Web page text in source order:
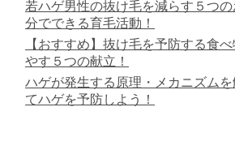
若ハゲ男性の抜け毛を減らす５つ
分でできる育毛活動！
【おすすめ】抜け毛を予防する食
やす５つの献立！
ハゲが発生する原理・メカニズム
てハゲを予防しよう！